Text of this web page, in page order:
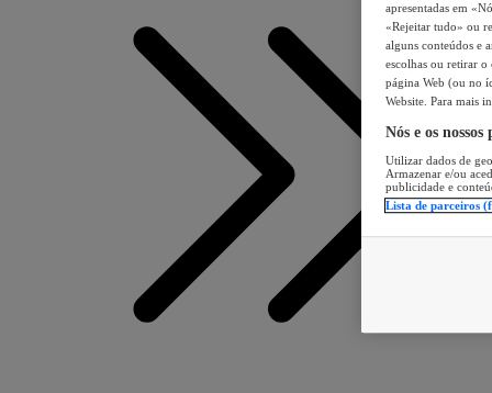
apresentadas em
«Rejeitar tudo» ou
alguns conteúdos e
escolhas ou retirar
página Web (ou no
Website. Para mais
Nós e os
Utilizar dados de
Armazenar e/ou
publicidade e
Lista de parceiros